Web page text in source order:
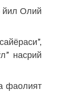
йил Олий
насрий
фаолият